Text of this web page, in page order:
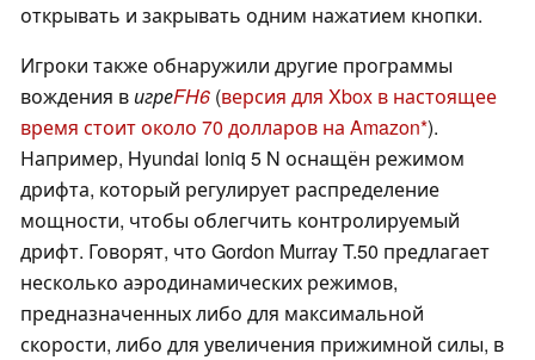
открывать и закрывать одним нажатием кнопки.
Игроки также обнаружили другие программы
вождения в игреFH6 (версия для Xbox в настоящее
время стоит около 70 долларов на Amazon ).
Например, Hyundai Ioniq 5 N оснащён режимом
дрифта, который регулирует распределение
мощности, чтобы облегчить контролируемый
дрифт. Говорят, что Gordon Murray T.50 предлагает
несколько аэродинамических режимов,
предназначенных либо для максимальной
скорости, либо для увеличения прижимной силы, в